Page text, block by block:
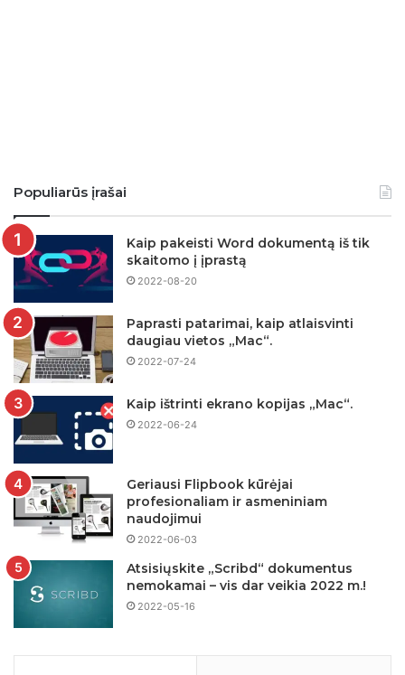
Populiarūs įrašai
Kaip pakeisti Word dokumentą iš tik
skaitomo į įprastą
2022-08-20
Paprasti patarimai, kaip atlaisvinti
daugiau vietos „Mac“.
2022-07-24
Kaip ištrinti ekrano kopijas „Mac“.
2022-06-24
Geriausi Flipbook kūrėjai
profesionaliam ir asmeniniam
naudojimui
2022-06-03
Atsisiųskite „Scribd“ dokumentus
nemokamai – vis dar veikia 2022 m.!
2022-05-16